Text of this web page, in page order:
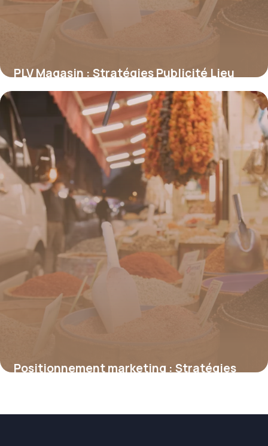
PLV Magasin : Stratégies Publicité Lieu
Vente
18 juin 2026
Positionnement marketing : Stratégies